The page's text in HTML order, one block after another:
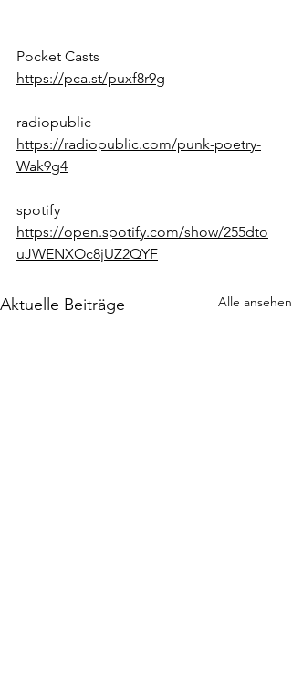
Pocket Casts
https://pca.st/puxf8r9g
radiopublic
https://radiopublic.com/punk-poetry-
Wak9g4
spotify
https://open.spotify.com/show/255dto
uJWENXOc8jUZ2QYF
Aktuelle Beiträge Alle ansehen